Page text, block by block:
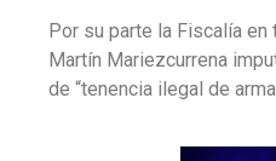
Por su parte la Fiscalía en
Martín Mariezcurrena
de “tenencia ilegal de